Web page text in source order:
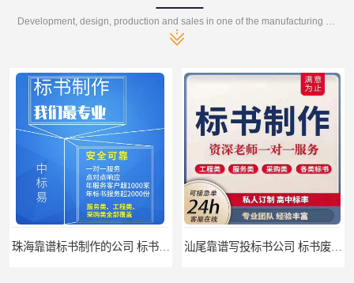
Development, design, production and sales in one of the manufacturing enterprises